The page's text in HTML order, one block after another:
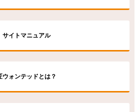
サイトマニュアル
ウォンテッドとは？